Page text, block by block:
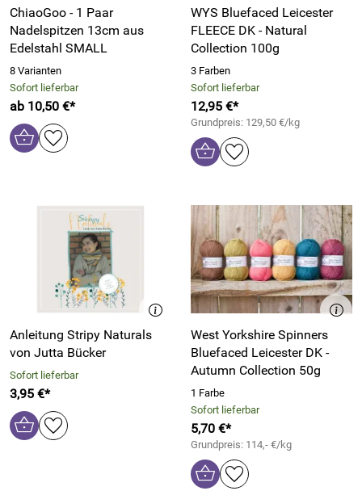
ChiaoGoo - 1 Paar
Nadelspitzen 13cm aus
Edelstahl SMALL
8 Varianten
Sofort lieferbar
ab 10,50 €*
WYS Bluefaced Leicester
FLEECE DK - Natural
Collection 100g
3 Farben
Sofort lieferbar
12,95 €*
Grundpreis: 129,50 €/kg
Anleitung Stripy Naturals
von Jutta Bücker
Sofort lieferbar
3,95 €*
West Yorkshire Spinners
Bluefaced Leicester DK -
Autumn Collection 50g
1 Farbe
Sofort lieferbar
5,70 €*
Grundpreis: 114,- €/kg